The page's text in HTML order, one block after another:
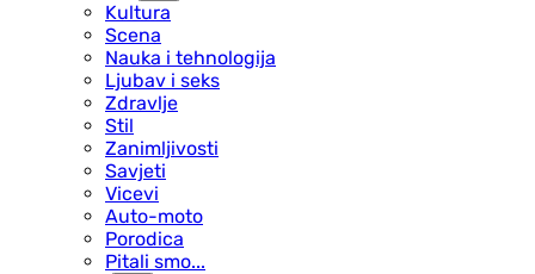
Kultura
Scena
Nauka i tehnologija
Ljubav i seks
Zdravlje
Stil
Zanimljivosti
Savjeti
Vicevi
Auto-moto
Porodica
Pitali smo...